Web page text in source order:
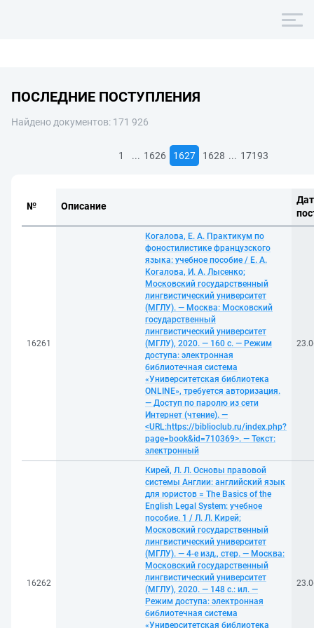
ПОСЛЕДНИЕ ПОСТУПЛЕНИЯ
Найдено документов: 171 926
1 ... 1626 1627 1628 ... 17193
№ Описание
16261
Когалова, Е. А. Практикум по
фоностилистике французского
языка: учебное пособие / Е. А.
Когалова, И. А. Лысенко;
Московский государственный
лингвистический университет
(МГЛУ). — Москва: Московский
государственный
лингвистический университет
(МГЛУ), 2020. — 160 с. — Режим
доступа: электронная
библиотечная система
«Университетская библиотека
ONLINE», требуется авторизация.
— Доступ по паролю из сети
Интернет (чтение). —
<URL:https://biblioclub.ru/index.php?
page=book&id=710369>. — Текст:
электронный
16262
Кирей, Л. Л. Основы правовой
системы Англии: английский язык
для юристов = The Basics of the
English Legal System: учебное
пособие. 1 / Л. Л. Кирей;
Московский государственный
лингвистический университет
(МГЛУ). — 4-е изд., стер. — Москва:
Московский государственный
лингвистический университет
(МГЛУ), 2020. — 148 с.: ил. —
Режим доступа: электронная
библиотечная система
«Университетская библиотека